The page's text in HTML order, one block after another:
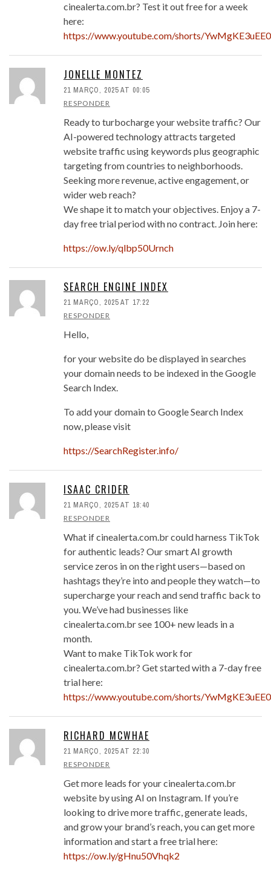
cinealerta.com.br? Test it out free for a week
here:
https://www.youtube.com/shorts/YwMgKE3uEE0
JONELLE MONTEZ
21 MARÇO, 2025 AT 00:05
RESPONDER
Ready to turbocharge your website traffic? Our
AI-powered technology attracts targeted
website traffic using keywords plus geographic
targeting from countries to neighborhoods.
Seeking more revenue, active engagement, or
wider web reach?
We shape it to match your objectives. Enjoy a 7-
day free trial period with no contract. Join here:
https://ow.ly/qlbp50Urnch
SEARCH ENGINE INDEX
21 MARÇO, 2025 AT 17:22
RESPONDER
Hello,
for your website do be displayed in searches
your domain needs to be indexed in the Google
Search Index.
To add your domain to Google Search Index
now, please visit
https://SearchRegister.info/
ISAAC CRIDER
21 MARÇO, 2025 AT 18:40
RESPONDER
What if cinealerta.com.br could harness TikTok
for authentic leads? Our smart AI growth
service zeros in on the right users—based on
hashtags they’re into and people they watch—to
supercharge your reach and send traffic back to
you. We’ve had businesses like
cinealerta.com.br see 100+ new leads in a
month.
Want to make TikTok work for
cinealerta.com.br? Get started with a 7-day free
trial here:
https://www.youtube.com/shorts/YwMgKE3uEE0
RICHARD MCWHAE
21 MARÇO, 2025 AT 22:30
RESPONDER
Get more leads for your cinealerta.com.br
website by using AI on Instagram. If you’re
looking to drive more traffic, generate leads,
and grow your brand’s reach, you can get more
information and start a free trial here:
https://ow.ly/gHnu50Vhqk2